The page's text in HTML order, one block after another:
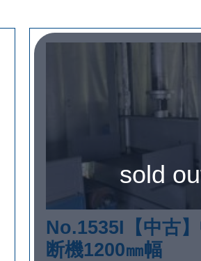
No.1535I【中古
断機1200㎜幅
sold